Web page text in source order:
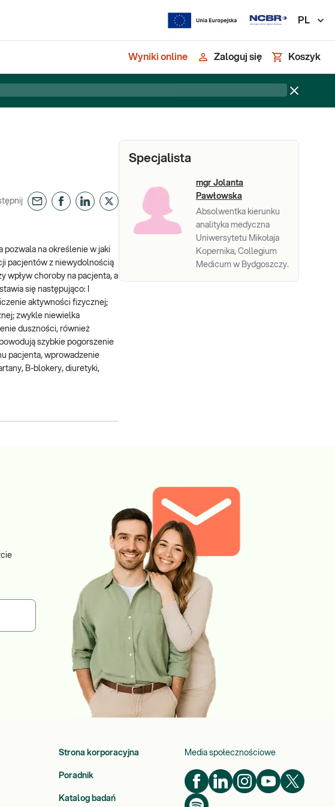
PL
Wyniki online Zaloguj się Koszyk
na określenie w jaki
pacjentów z niewydolnością
wpływ choroby na pacjenta, a
się następująco: I
aktywności fizycznej;
zwykle niewielka
duszności, również
szybkie pogorszenie
pacjenta, wprowadzenie
B-blokery, diuretyki,
Specjalista
mgr Jolanta
Pawłowska
Absolwentka kierunku
analityka medyczna
Uniwersytetu Mikołaja
Kopernika, Collegium
Medicum w Bydgoszczy.
Strona korporacyjna
Poradnik
Katalog badań
Media społecznościowe